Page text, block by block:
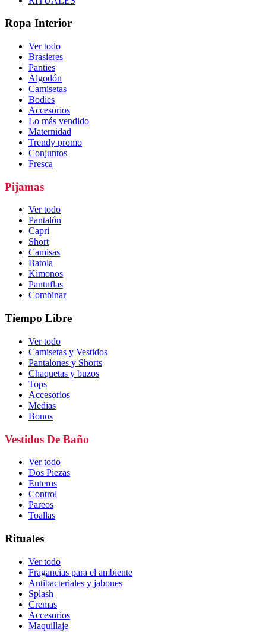
Ropa Interior
Ver todo
Brasieres
Panties
Algodón
Camisetas
Bodies
Accesorios
Lo más vendido
Maternidad
Trendy promo
Conjuntos
Fresca
Pijamas
Ver todo
Pantalón
Capri
Short
Camisas
Batola
Kimonos
Pantuflas
Combinar
Tiempo Libre
Ver todo
Camisetas y Vestidos
Pantalones y Shorts
Chaquetas y buzos
Tops
Accesorios
Medias
Bonos
Vestidos De Baño
Ver todo
Dos Piezas
Enteros
Control
Pareos
Toallas
Rituales
Ver todo
Fragancias para el ambiente
Antibacteriales y jabones
Splash
Cremas
Accesorios
Maquillaje